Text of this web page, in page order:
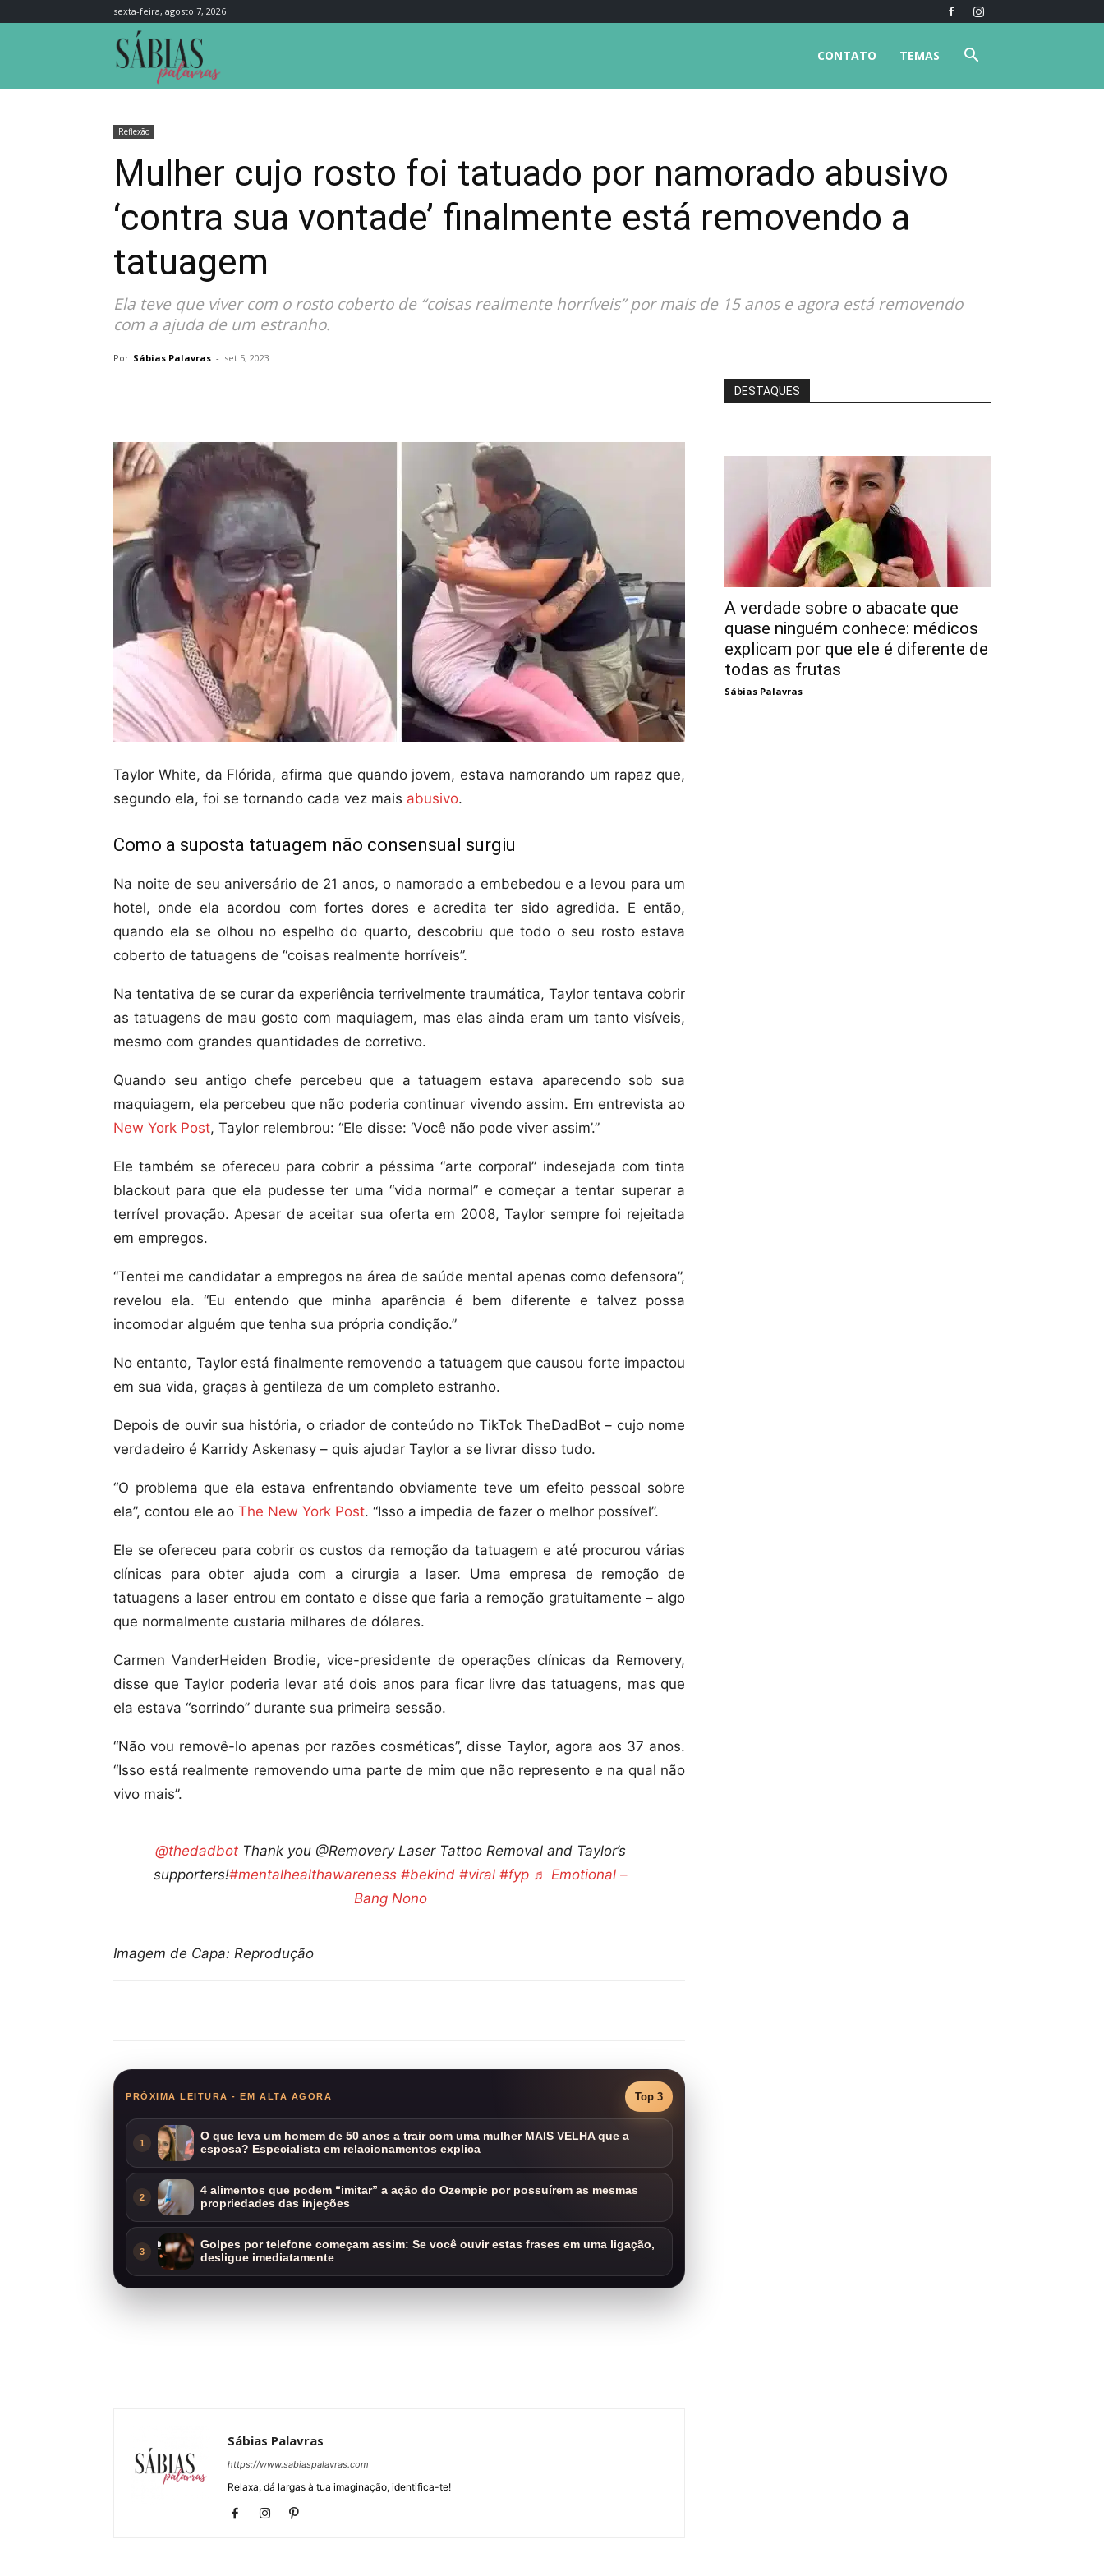
sexta-feira, agosto 7, 2026
TEMAS
CONTATO
Reflexão
Mulher cujo rosto foi tatuado por namorado abusivo
‘contra sua vontade’ finalmente está removendo a
tatuagem
Ela teve que viver com o rosto coberto de “coisas realmente horríveis” por mais de 15 anos e agora está removendo
com a ajuda de um estranho.
Por Sábias Palavras - set 5, 2023
Taylor White, da Flórida, afirma que quando jovem, estava namorando um rapaz que,
segundo ela, foi se tornando cada vez mais abusivo.
Como a suposta tatuagem não consensual surgiu
Na noite de seu aniversário de 21 anos, o namorado a embebedou e a levou para um
hotel, onde ela acordou com fortes dores e acredita ter sido agredida. E então,
quando ela se olhou no espelho do quarto, descobriu que todo o seu rosto estava
coberto de tatuagens de “coisas realmente horríveis”.
Na tentativa de se curar da experiência terrivelmente traumática, Taylor tentava cobrir
as tatuagens de mau gosto com maquiagem, mas elas ainda eram um tanto visíveis,
mesmo com grandes quantidades de corretivo.
Quando seu antigo chefe percebeu que a tatuagem estava aparecendo sob sua
maquiagem, ela percebeu que não poderia continuar vivendo assim. Em entrevista ao
New York Post, Taylor relembrou: “Ele disse: ‘Você não pode viver assim’.”
Ele também se ofereceu para cobrir a péssima “arte corporal” indesejada com tinta
blackout para que ela pudesse ter uma “vida normal” e começar a tentar superar a
terrível provação. Apesar de aceitar sua oferta em 2008, Taylor sempre foi rejeitada
em empregos.
“Tentei me candidatar a empregos na área de saúde mental apenas como defensora”,
revelou ela. “Eu entendo que minha aparência é bem diferente e talvez possa
incomodar alguém que tenha sua própria condição.”
No entanto, Taylor está finalmente removendo a tatuagem que causou forte impactou
em sua vida, graças à gentileza de um completo estranho.
Depois de ouvir sua história, o criador de conteúdo no TikTok TheDadBot – cujo nome
verdadeiro é Karridy Askenasy – quis ajudar Taylor a se livrar disso tudo.
“O problema que ela estava enfrentando obviamente teve um efeito pessoal sobre
ela”, contou ele ao The New York Post. “Isso a impedia de fazer o melhor possível”.
Ele se ofereceu para cobrir os custos da remoção da tatuagem e até procurou várias
clínicas para obter ajuda com a cirurgia a laser. Uma empresa de remoção de
tatuagens a laser entrou em contato e disse que faria a remoção gratuitamente – algo
que normalmente custaria milhares de dólares.
Carmen VanderHeiden Brodie, vice-presidente de operações clínicas da Removery,
disse que Taylor poderia levar até dois anos para ficar livre das tatuagens, mas que
ela estava “sorrindo” durante sua primeira sessão.
“Não vou removê-lo apenas por razões cosméticas”, disse Taylor, agora aos 37 anos.
“Isso está realmente removendo uma parte de mim que não represento e na qual não
vivo mais”.
@thedadbotThank you @Removery Laser Tattoo Removal and Taylor’s
supporters!#mentalhealthawareness #bekind #viral #fyp ♬ Emotional –
Bang Nono
Imagem de Capa: Reprodução
PRÓXIMA LEITURA - EM ALTA AGORA Top 3
1
O que leva um homem de 50 anos a trair com uma mulher MAIS VELHA que a
esposa? Especialista em relacionamentos explica
2
4 alimentos que podem “imitar” a ação do Ozempic por possuírem as mesmas
propriedades das injeções
3
Golpes por telefone começam assim: Se você ouvir estas frases em uma ligação,
desligue imediatamente
Sábias Palavras
https://www.sabiaspalavras.com
Relaxa, dá largas à tua imaginação, identifica-te!
DESTAQUES
A verdade sobre o abacate que
quase ninguém conhece: médicos
explicam por que ele é diferente de
todas as frutas
Sábias Palavras